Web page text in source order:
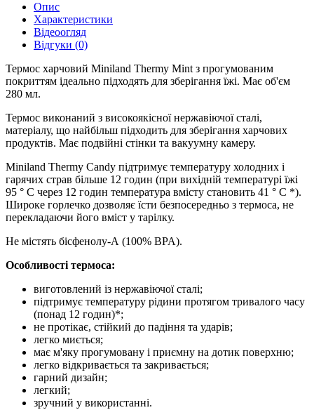
Опис
Характеристики
Відеоогляд
Відгуки (0)
Термос харчовий Miniland Thermy Mint з прогумованим
покриттям ідеально підходять для зберігання їжі. Має об'єм
280 мл.
Термос виконаний з високоякісної нержавіючої сталі,
матеріалу, що найбільш підходить для зберігання харчових
продуктів. Має подвійні стінки та вакуумну камеру.
Miniland Thermy Candy підтримує температуру холодних і
гарячих страв більше 12 годин (при вихідній температурі їжі
95 ° С через 12 годин температура вмісту становить 41 ° С *).
Широке горлечко дозволяє їсти безпосередньо з термоса, не
перекладаючи його вміст у тарілку.
Не містять бісфенолу-А (100% BPA).
Особливості термоса:
виготовлений із нержавіючої сталі;
підтримує температуру рідини протягом тривалого часу
(понад 12 годин)*;
не протікає, стійкий до падіння та ударів;
легко миється;
має м'яку прогумовану і приємну на дотик поверхню;
легко відкривається та закривається;
гарний дизайн;
легкий;
зручний у використанні.